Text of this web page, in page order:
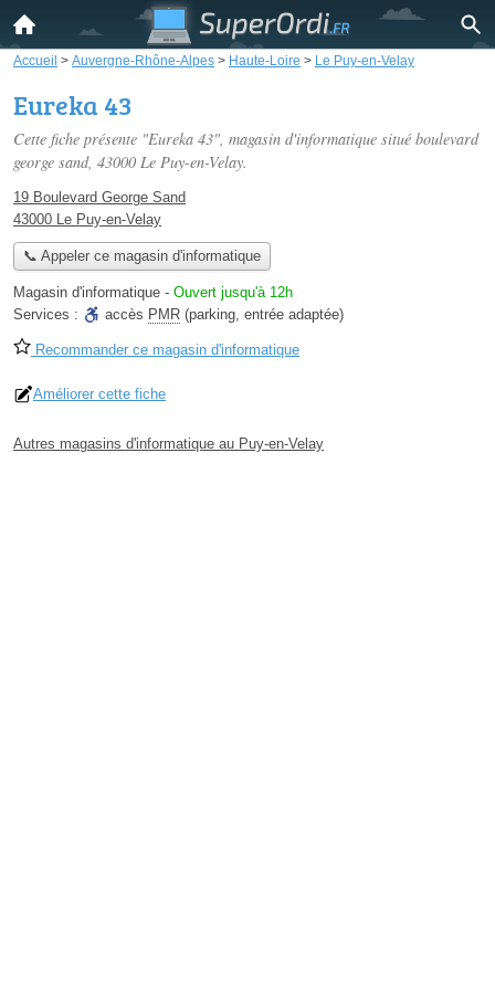
Accueil > Auvergne-Rhône-Alpes > Haute-Loire > Le Puy-en-Velay
Eureka 43
Cette fiche présente "Eureka 43", magasin d'informatique situé boulevard
george sand, 43000 Le Puy-en-Velay.
19 Boulevard George Sand
43000 Le Puy-en-Velay
📞 Appeler ce magasin d'informatique
Magasin d'informatique - Ouvert jusqu'à 12h
Services :
accès PMR (parking, entrée adaptée)
Recommander ce magasin d'informatique
Améliorer cette fiche
Autres magasins d'informatique au Puy-en-Velay